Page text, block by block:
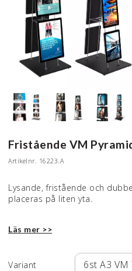
Fristående VM
Artikelnr. 16223.A
Lysande, fristående och
placeras på liten yta.
Läs mer >>
Variant